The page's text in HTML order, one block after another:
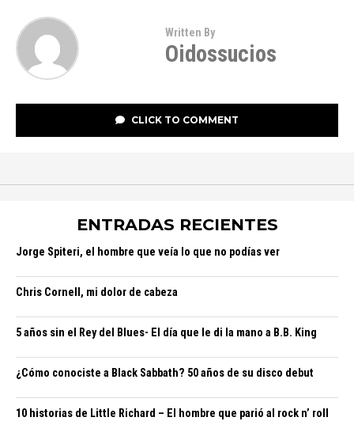
Written By
Oidossucios
CLICK TO COMMENT
ENTRADAS RECIENTES
Jorge Spiteri, el hombre que veía lo que no podías ver
Chris Cornell, mi dolor de cabeza
5 años sin el Rey del Blues- El día que le di la mano a B.B. King
¿Cómo conociste a Black Sabbath? 50 años de su disco debut
10 historias de Little Richard – El hombre que parió al rock n’ roll